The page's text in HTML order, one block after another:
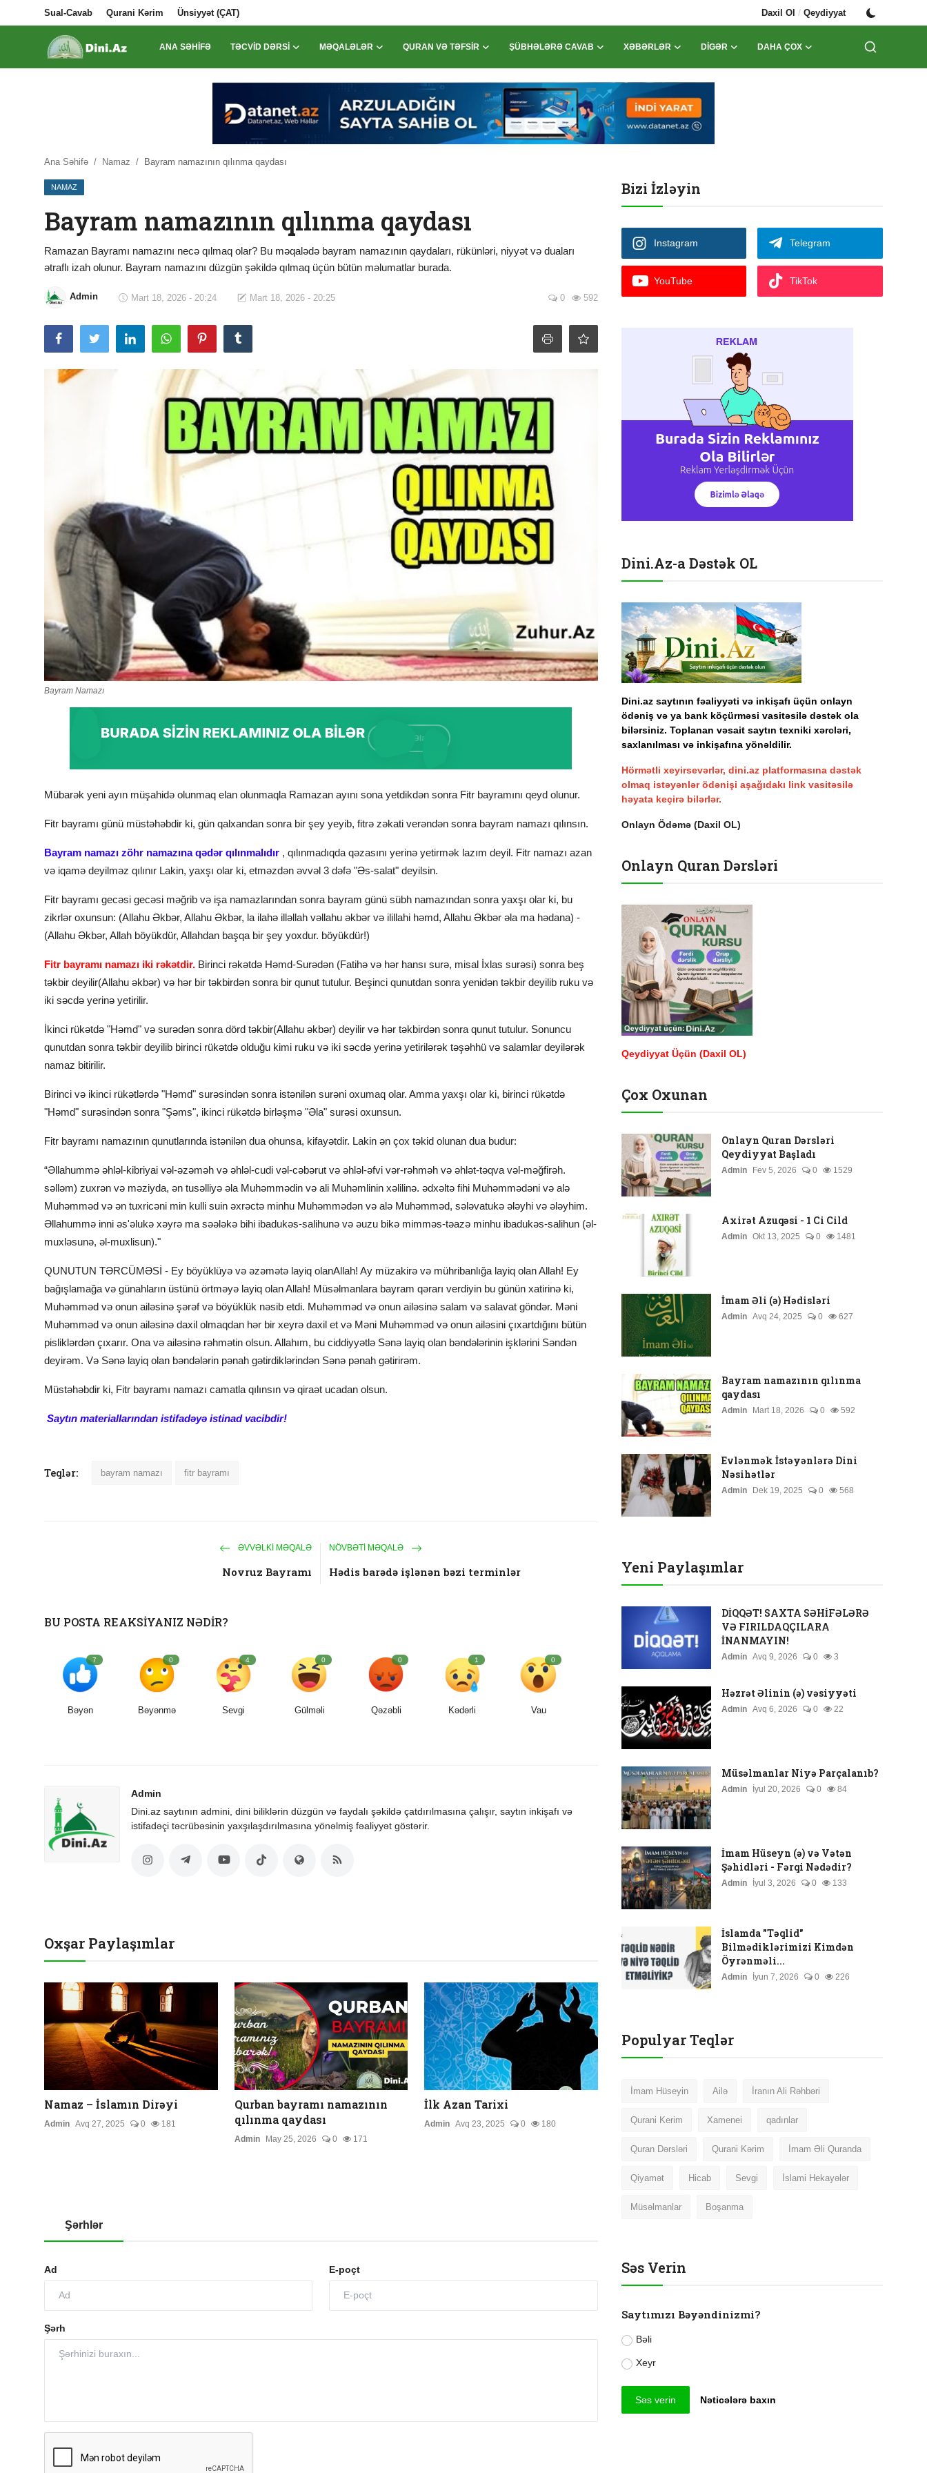
Sual-Cavab Qurani Kərim Ünsiyyət (ÇAT) Daxil Ol / Qeydiyyat
ANA SƏHIFƏ TƏCVID DƏRSI MƏQALƏLƏR QURAN VƏ TƏFSIR ŞÜBHƏLƏRƏ CAVAB XƏBƏRLƏR DIGƏR DAHA ÇOX
Sual-Cavab
Qurani Kərim
Ünsiyyət (ÇAT)
Təcvid Dərsi
Şübhələrə Cavab
Xəbərlər
Ana Səhifə Namaz Bayram namazının qılınma qaydası
NAMAZ
Bayram namazının qılınma qaydası
Ramazan Bayramı namazını necə qılmaq olar? Bu məqalədə bayram namazının qaydaları, rükünləri, niyyət və duaları
ətraflı izah olunur. Bayram namazını düzgün şəkildə qılmaq üçün bütün məlumatlar burada.
Admin Mart 18, 2026 - 20:24 Mart 18, 2026 - 20:25 0 592
Bayram Namazı
Mübarək yeni ayın müşahidə olunmaq elan olunmaqla Ramazan ayını sona yetdikdən sonra Fitr bayramını qeyd olunur.
Fitr bayramı günü müstәhәbdir ki, gün qalxandan sonra bir şey yeyib, fitrә zәkati verәndәn sonra bayram namazı qılınsın.
Bayram namazı zöhr namazına qədər qılınmalıdır , qılınmadıqda qəzasını yerinə yetirmək lazım deyil. Fitr namazı azan
və iqamə deyilməz qılınır Lakin, yaxşı olar ki, etməzdən əvvəl 3 dəfə "Əs-salat" deyilsin.
Fitr bayramı gecəsi gecəsi məğrib və işa namazlarından sonra bayram günü sübh namazından sonra yaxşı olar ki, bu
zikrlər oxunsun: (Allahu Əkbər, Allahu Əkbər, la ilahə illəllah vəllahu əkbər və ilillahi həmd, Allahu Əkbər əla ma hədana) -
(Allahu Əkbər, Allah böyükdür, Allahdan başqa bir şey yoxdur. böyükdür!)
Fitr bayramı namazı iki rәkәtdir. Birinci rәkәtdә Hәmd-Surәdәn (Fatihə və hər hansı surə, misal İxlas surəsi) sonra beş
təkbir deyilir(Allahu əkbər) və hər bir təkbirdən sonra bir qunut tutulur. Beşinci qunutdan sonra yenidən təkbir deyilib ruku və
iki səcdə yerinə yetirilir.
İkinci rükətdə "Həmd" və surədən sonra dörd təkbir(Allahu əkbər) deyilir və hər təkbirdən sonra qunut tutulur. Sonuncu
qunutdan sonra təkbir deyilib birinci rükətdə olduğu kimi ruku və iki səcdə yerinə yetirilərək təşəhhü və salamlar deyilərək
namaz bitirilir.
Birinci və ikinci rükətlərdə "Həmd" surəsindən sonra istənilən surəni oxumaq olar. Amma yaxşı olar ki, birinci rükətdə
"Həmd" surəsindən sonra "Şəms", ikinci rükətdə birləşmə "Əla" surəsi oxunsun.
Fitr bayramı namazının qunutlarında istənilən dua ohunsa, kifаyәtdir. Lakin ən çox təkid olunan dua budur:
“Əllahummə əhləl-kibriyai vəl-əzəməh və əhləl-cudi vəl-cəbərut və əhləl-əfvi vər-rəhməh və əhlət-təqva vəl-məğfirəh.
səlləm) zuxrən və məziyda, ən tusəlliyə əla Muhəmmədin və ali Muhəmlinin xəlilinə. ədxəltə fihi Muhəmmədəni və alə
Muhəmməd və ən tuxricəni min kulli suin əxrəctə minhu Muhəmmədən və alə Muhəmməd, sələvatukə ələyhi və ələyhim.
Əllahummə inni əs'əlukə xəyrə ma səələkə bihi ibadukəs-salihunə və əuzu bikə mimməs-təazə minhu ibadukəs-salihun (əl-
muxləsunə, əl-muxlisun)."
QUNUTUN TƏRCÜMƏSİ - Ey böyüklüyə və əzəmətə layiq olanAllah! Ay müzakirə və mühribanlığa layiq olan Allah! Ey
bağışlamağa və günahların üstünü örtməyə layiq olan Allah! Müsəlmanlara bayram qərarı verdiyin bu günün xatirinə ki,
Muhəmməd və onun ailəsinə şərəf və böyüklük nəsib etdi. Muhəmməd və onun ailəsinə salam və salavat göndər. Məni
Muhəmməd və onun ailəsinə daxil olmaqdan hər bir xeyrə daxil et və Məni Muhəmməd və onun ailəsini çıxartdığını bütün
pisliklərdən çıxarır. Ona və ailəsinə rəhmətin olsun. Allahım, bu ciddiyyətlə Sənə layiq olan bəndələrinin işklərini Səndən
deyirəm. Və Sənə layiq olan bəndələrin pənah gətirdiklərindən Sənə pənah gətirirəm.
Müstәhәbdir ki, Fitr bayramı namazı camatla qılınsın və qiraәt ucadan olsun.
Saytın materiallarından istifadəyə istinad vacibdir!
Teqlər: bayram namazı fitr bayramı
ƏVVƏLKI MƏQALƏ
Novruz Bayramı
NÖVBƏTI MƏQALƏ
Hədis barədə işlənən bəzi terminlər
BU POSTA REAKSIYANIZ NƏDIR?
7
Bəyən
0
Bəyənmə
4
Sevgi
0
Gülməli
0
Qəzəbli
1
Kədərli
0
Vau
Admin
Dini.az saytının admini, dini biliklərin düzgün və faydalı şəkildə çatdırılmasına çalışır, saytın inkişafı və
istifadəçi təcrübəsinin yaxşılaşdırılmasına yönəlmiş fəaliyyət göstərir.
Oxşar Paylaşımlar
Namaz – İslamın Dirəyi
Admin Avq 27, 2025 0 181
Qurban bayramı namazının
qılınma qaydası
Admin May 25, 2026 0 171
İlk Azan Tarixi
Admin Avq 23, 2025 0 180
Şərhlər
Ad E-poçt
Şərh
Bizi İzləyin
Instagram Telegram
YouTube TikTok
Dini.Az-a Dəstək OL
Dini.az saytının fəaliyyəti və inkişafı üçün onlayn
ödəniş və ya bank köçürməsi vasitəsilə dəstək ola
bilərsiniz. Toplanan vəsait saytın texniki xərcləri,
saxlanılması və inkişafına yönəldilir.
Hörmətli xeyirsevərlər, dini.az platformasına dəstək
olmaq istəyənlər ödənişi aşağıdakı link vasitəsilə
həyata keçirə bilərlər.
Onlayn Ödəmə (Daxil OL)
Onlayn Quran Dərsləri
Qeydiyyat Üçün (Daxil OL)
Çox Oxunan
Onlayn Quran Dərsləri
Qeydiyyat Başladı
Admin Fev 5, 2026 0 1529
Axirət Azuqəsi - 1 Ci Cild
Admin Okt 13, 2025 0 1481
İmam Əli (ə) Hədisləri
Admin Avq 24, 2025 0 627
Bayram namazının qılınma
qaydası
Admin Mart 18, 2026 0 592
Evlənmək İstəyənlərə Dini
Nəsihətlər
Admin Dek 19, 2025 0 568
Yeni Paylaşımlar
DİQQƏT! SAXTA SƏHİFƏLƏRƏ
VƏ FIRILDAQÇILARA
İNANMAYIN!
Admin Avq 9, 2026 0 3
Həzrət Əlinin (ə) vəsiyyəti
Admin Avq 6, 2026 0 22
Müsəlmanlar Niyə Parçalanıb?
Admin İyul 20, 2026 0 84
İmam Hüseyn (ə) və Vətən
Şəhidləri - Fərqi Nədədir?
Admin İyul 3, 2026 0 133
İslamda "Təqlid"
Bilmədiklərimizi Kimdən
Öyrənməli...
Admin İyun 7, 2026 0 226
Populyar Teqlər
İmam Hüseyin Ailə İranın Ali Rəhbəri
Qurani Kerim Xamenei qadınlar
Quran Dərsləri Qurani Kərim İmam Əli Quranda
Qiyamət Hicab Sevgi İslami Hekayələr
Müsəlmanlar Boşanma
Səs Verin
Saytımızı Bəyəndinizmi?
Bəli
Xeyr
Səs verin Nəticələrə baxın